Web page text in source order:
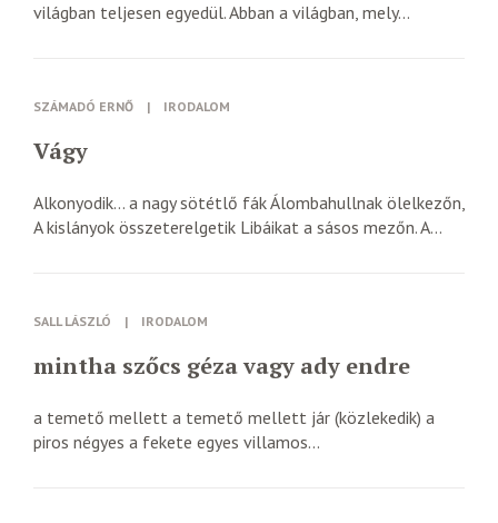
világban teljesen egyedül. Abban a világban, mely...
SZÁMADÓ ERNŐ | IRODALOM
Vágy
Alkonyodik… a nagy sötétlő fák Álombahullnak ölelkezőn,
A kislányok összeterelgetik Libáikat a sásos mezőn. A...
SALL LÁSZLÓ | IRODALOM
mintha szőcs géza vagy ady endre
a temető mellett a temető mellett jár (közlekedik) a
piros négyes a fekete egyes villamos...